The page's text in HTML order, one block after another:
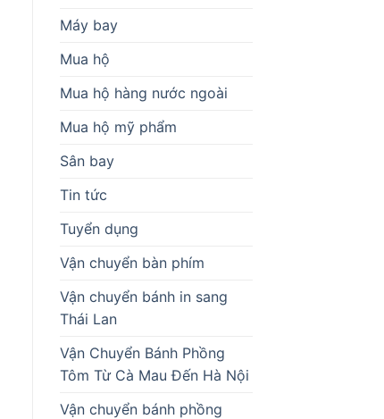
Máy bay
Mua hộ
Mua hộ hàng nước ngoài
Mua hộ mỹ phẩm
Sân bay
Tin tức
Tuyển dụng
Vận chuyển bàn phím
Vận chuyển bánh in sang
Thái Lan
Vận Chuyển Bánh Phồng
Tôm Từ Cà Mau Đến Hà Nội
Vận chuyển bánh phồng